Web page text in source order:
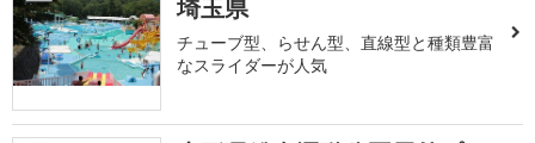
埼玉県
チューブ型、らせん型、直線型と種類豊富
なスライダーが人気